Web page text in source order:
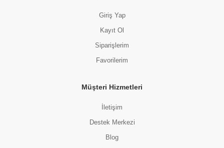
Giriş Yap
Kayıt Ol
Siparişlerim
Favorilerim
Müşteri Hizmetleri
İletişim
Destek Merkezi
Blog